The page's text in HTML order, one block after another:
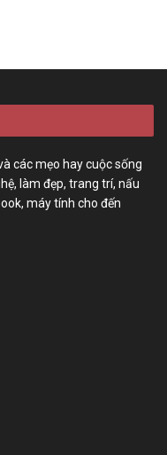
các mẹo hay cuộc sống
làm đẹp, trang trí, nấu
máy tính cho đến